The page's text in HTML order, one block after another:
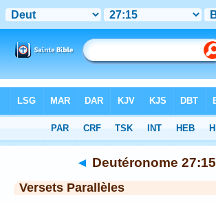
>Chapitre 27 > Verset 15
◄ Deutéronome 27:15
Versets Parallèles